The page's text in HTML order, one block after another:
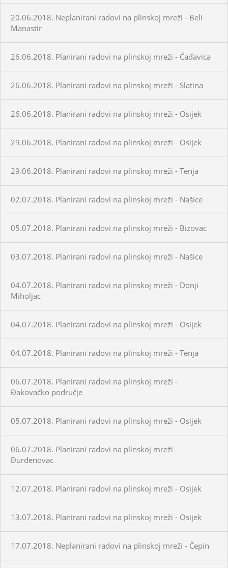
20.06.2018. Neplanirani radovi na plinskoj mreži - Beli
Manastir
26.06.2018. Planirani radovi na plinskoj mreži - Čađavica
26.06.2018. Planirani radovi na plinskoj mreži - Slatina
26.06.2018. Planirani radovi na plinskoj mreži - Osijek
29.06.2018. Planirani radovi na plinskoj mreži - Osijek
29.06.2018. Planirani radovi na plinskoj mreži - Tenja
02.07.2018. Planirani radovi na plinskoj mreži - Našice
05.07.2018. Planirani radovi na plinskoj mreži - Bizovac
03.07.2018. Planirani radovi na plinskoj mreži - Našice
04.07.2018. Planirani radovi na plinskoj mreži - Donji
Miholjac
04.07.2018. Planirani radovi na plinskoj mreži - Osijek
04.07.2018. Planirani radovi na plinskoj mreži - Tenja
06.07.2018. Planirani radovi na plinskoj mreži -
Đakovačko područje
05.07.2018. Planirani radovi na plinskoj mreži - Osijek
06.07.2018. Planirani radovi na plinskoj mreži -
Đurđenovac
12.07.2018. Planirani radovi na plinskoj mreži - Osijek
13.07.2018. Planirani radovi na plinskoj mreži - Osijek
17.07.2018. Neplanirani radovi na plinskoj mreži - Čepin